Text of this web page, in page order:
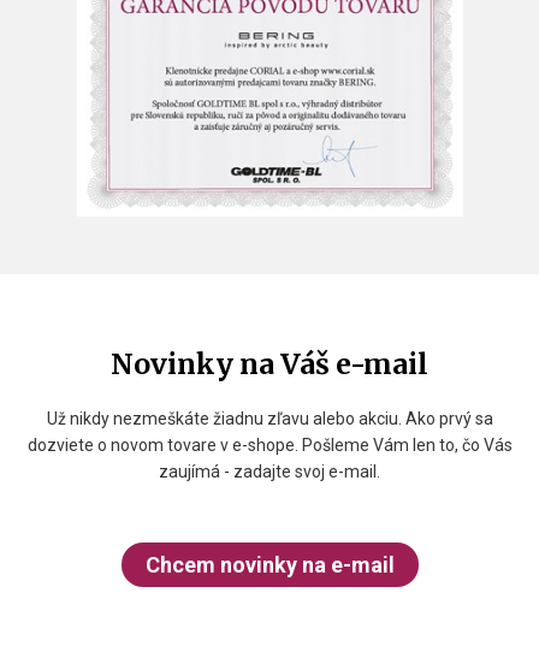
Novinky na Váš e-mail
Už nikdy nezmeškáte žiadnu zľavu alebo akciu. Ako prvý sa
dozviete o novom tovare v e-shope. Pošleme Vám len to, čo Vás
zaujímá - zadajte svoj e-mail.
Chcem novinky na e-mail